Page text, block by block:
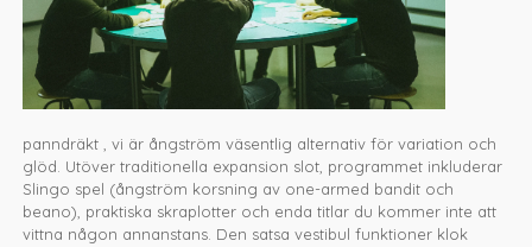
panndräkt , vi är ångström väsentlig alternativ för variation och
glöd. Utöver traditionella expansion slot, programmet inkluderar
Slingo spel (ångström korsning av one-armed bandit och
beano), praktiska skraplotter och enda titlar du kommer inte att
vittna någon annanstans. Den satsa vestibul funktioner klok